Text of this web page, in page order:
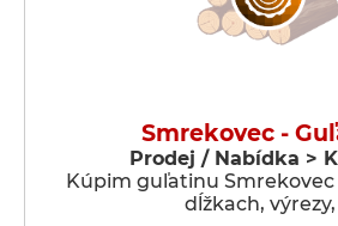
Smrekovec -
Prodej / Nabídka >
Kúpim guľatinu Smrekovec
dĺžkach,